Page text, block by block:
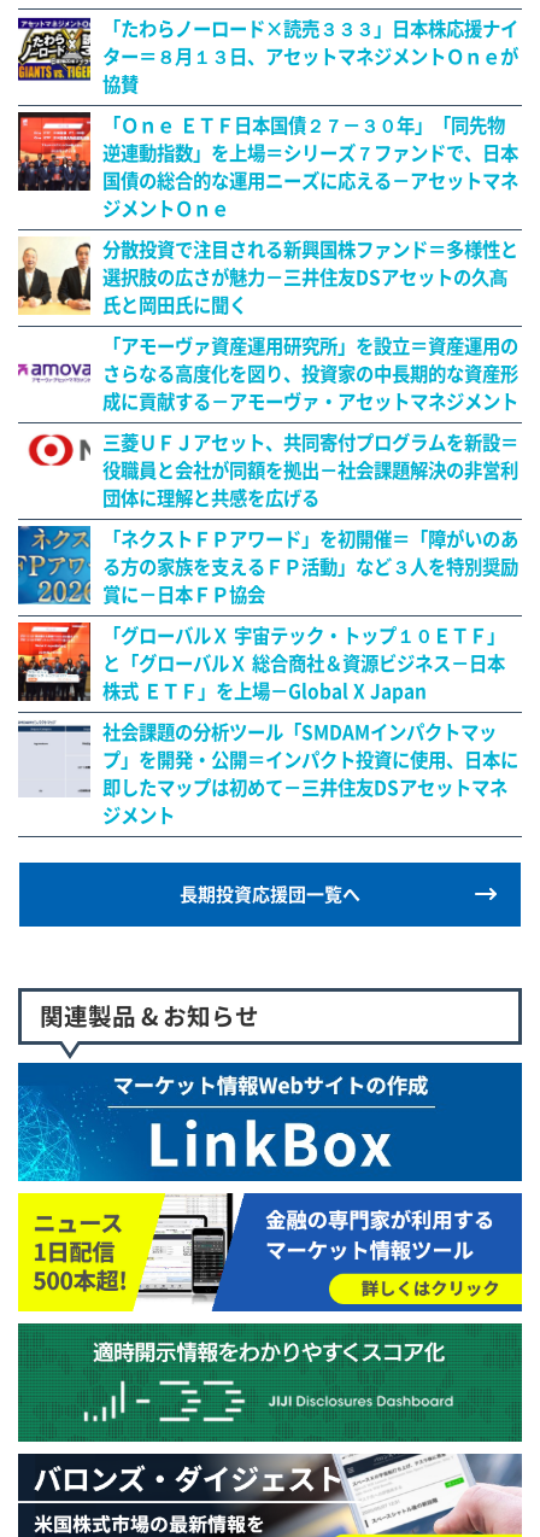
「たわらノーロード×読売３３３」日本株応援ナイ
ター＝８月１３日、アセットマネジメントＯｎｅが
協賛
「Ｏｎｅ ＥＴＦ日本国債２７－３０年」「同先物
逆連動指数」を上場＝シリーズ７ファンドで、日本
国債の総合的な運用ニーズに応える－アセットマネ
ジメントＯｎｅ
分散投資で注目される新興国株ファンド＝多様性と
選択肢の広さが魅力－三井住友DSアセットの久髙
氏と岡田氏に聞く
「アモーヴァ資産運用研究所」を設立＝資産運用の
さらなる高度化を図り、投資家の中長期的な資産形
成に貢献する－アモーヴァ・アセットマネジメント
三菱ＵＦＪアセット、共同寄付プログラムを新設＝
役職員と会社が同額を拠出－社会課題解決の非営利
団体に理解と共感を広げる
「ネクストＦＰアワード」を初開催＝「障がいのあ
る方の家族を支えるＦＰ活動」など３人を特別奨励
賞に－日本ＦＰ協会
「グローバルＸ 宇宙テック・トップ１０ＥＴＦ」
と「グローバルＸ 総合商社＆資源ビジネス－日本
株式 ＥＴＦ」を上場－Global X Japan
社会課題の分析ツール「SMDAMインパクトマッ
プ」を開発・公開＝インパクト投資に使用、日本に
即したマップは初めて－三井住友DSアセットマネ
ジメント
長期投資応援団一覧へ
関連製品 & お知らせ